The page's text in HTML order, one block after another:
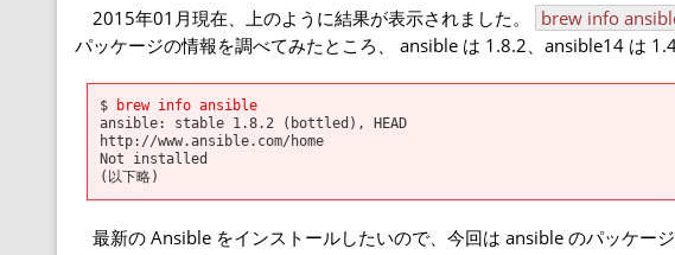
2015年01月現在、上のように結果が表示されました。 brew info
パッケージの情報を調べてみたところ、 ansible は 1.8.2、ansible14 は
$ brew info ansible
ansible: stable 1.8.2 (bottled), HEAD
http://www.ansible.com/home
Not installed
(以下略)
最新の Ansible をインストールしたいので、今回は ansible のパッケー